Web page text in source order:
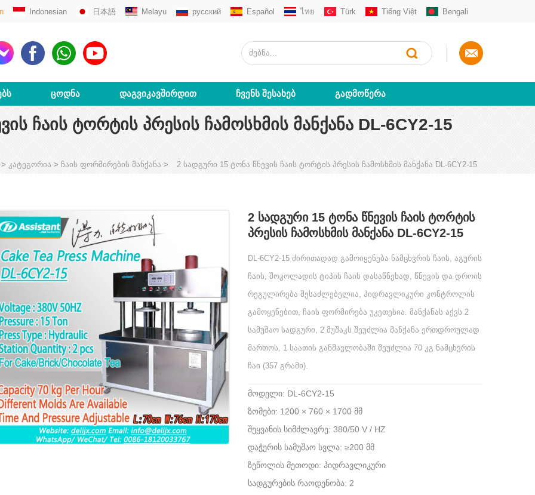
Indonesian 日本語 Melayu русский Español ไทย Türk Tiếng Việt Bengali
ᲪᲝᲓᲜᲐ ᲓᲐᲒᲕᲘᲙᲐᲕᲨᲘᲠᲓᲘᲗ ᲩᲕᲔᲜᲡ ᲨᲔᲡᲐᲮᲔᲑ ᲒᲐᲓᲛᲝᲬᲔᲠᲐ
ᲩᲐᲘᲡ ᲢᲝᲠᲢᲘᲡ ᲞᲠᲔᲡᲘᲡ ᲩᲐᲛᲝᲡᲮᲛᲘᲡ ᲛᲐᲜᲥᲐᲜᲐ DL-6CY2-15
> კატეგორია > ჩაის ფორმირების მანქანა > 2 სადგური 15 ტონა წნევის ჩაის ტორტის პრესის ჩამოსხმის მანქანა DL-6CY2-15
2 Სადგური 15 Ტონა Წნევის Ჩაის Ტორტის
Პრესის Ჩამოსხმის Მანქანა DL-6CY2-15
DL-6CY2-15 ძირითადად გამოიყენება ნამცხვრის ჩაის, აგურის
ჩაის, შოკოლადის ტიპის ჩაის დასაწნეხად, წნევის და დროის
რეგულირება შესაძლებელია, ჰიდრავლიკური კონტროლის
გამოყენებით, ჩაის ფორმირება უკეთესია.მანქანას აქვს 2
სამუშაო სადგური, 2 მუშაკს შეუძლია მანქანა ერთდროულად
მართოს, 1 საათის განმავლობაში შეუძლია 70 კგ ნამცხვრის
ჩაი (357 გრამი).
მოდელი: DL-6CY2-15
ზომები: 1200 × 760 × 1700 მმ
შეყვანის სიმძლავრე: 380/50 V / HZ
დაჭერის სამუშაო სვლა: ≥200 მმ
ზეწოლის მეთოდი: ჰიდრავლიკური
სადგურების რაოდენობა: 2